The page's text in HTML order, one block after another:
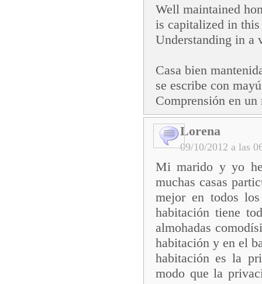
Well maintained
is capitalized in
Understanding in a
Casa bien
se escribe con
Comprensión en
Lorena
09/10/2012 a las
Mi marido y yo
muchas casas
mejor en todos
habitación tiene
almohadas
habitación y en el
habitación es la
modo que la